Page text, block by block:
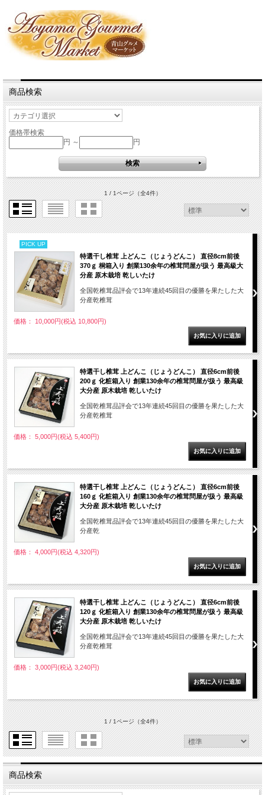
商品検索
価格帯検索
円 ～
円
1 / 1ページ（全4件）
PICK UP
特選干し椎茸 上どんこ（じょうどんこ） 直径8cm前後
370ｇ 桐箱入り 創業130余年の椎茸問屋が扱う 最高級大
分産 原木栽培 乾しいたけ
全国乾椎茸品評会で13年連続45回目の優勝を果たした大
分産乾椎茸
価格： 10,000円(税込 10,800円)
特選干し椎茸 上どんこ（じょうどんこ） 直径6cm前後
200ｇ 化粧箱入り 創業130余年の椎茸問屋が扱う 最高級
大分産 原木栽培 乾しいたけ
全国乾椎茸品評会で13年連続45回目の優勝を果たした大
分産乾椎茸
価格： 5,000円(税込 5,400円)
特選干し椎茸 上どんこ（じょうどんこ） 直径6cm前後
160ｇ 化粧箱入り 創業130余年の椎茸問屋が扱う 最高級
大分産 原木栽培 乾しいたけ
全国乾椎茸品評会で13年連続45回目の優勝を果たした大
分産乾
価格： 4,000円(税込 4,320円)
特選干し椎茸 上どんこ（じょうどんこ） 直径6cm前後
120ｇ 化粧箱入り 創業130余年の椎茸問屋が扱う 最高級
大分産 原木栽培 乾しいたけ
全国乾椎茸品評会で13年連続45回目の優勝を果たした大
分産乾椎茸
価格： 3,000円(税込 3,240円)
1 / 1ページ（全4件）
商品検索